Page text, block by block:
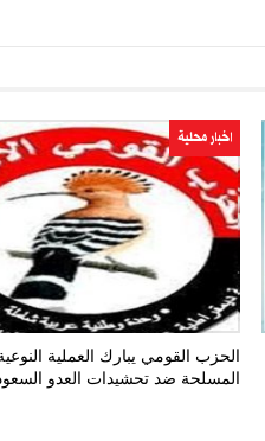
اخبار محلية
الحزب القومي يبارك العملية
المسلحة ضد تحشيدات العدو